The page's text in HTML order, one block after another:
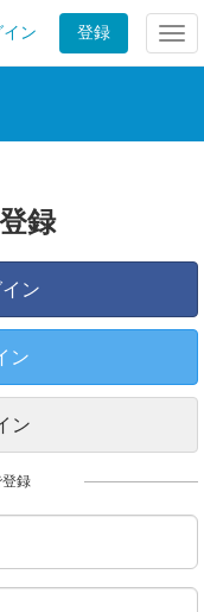
イン 登録
録
ン
ン
ン
録